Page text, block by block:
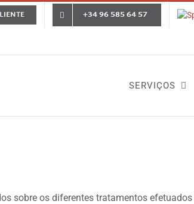
+34 96 585 64 57
SERVIÇOS
sobre os diferentes tratamentos